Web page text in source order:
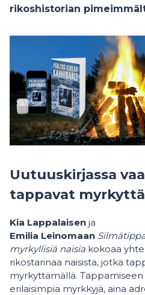
rikoshistorian
Uutuuskirjassa
tappavat
Kia Lappalaisen ja
Emilia Leinomaan
myrkyllisiä naisia kokoaa
rikostarinaa naisista, jotka
myrkyttämällä.
erilaisimpia myrkkyjä, aina